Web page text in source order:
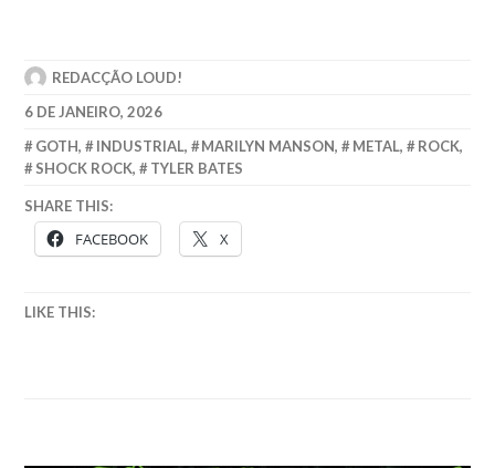
REDACÇÃO LOUD!
6 DE JANEIRO, 2026
GOTH, INDUSTRIAL, MARILYN MANSON, METAL, ROCK,
SHOCK ROCK, TYLER BATES
SHARE THIS:
FACEBOOK X
LIKE THIS: